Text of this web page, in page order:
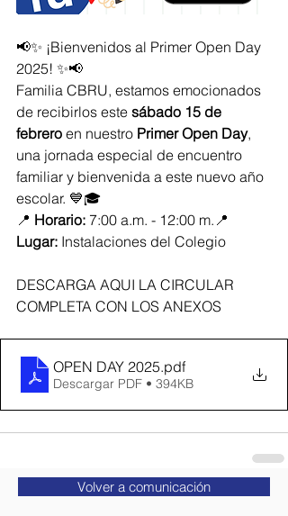
📢✨ ¡Bienvenidos al Primer Open Day
2025! ✨📢
Familia CBRU, estamos emocionados
de recibirlos este sábado 15 de
febrero en nuestro Primer Open Day,
una jornada especial de encuentro
familiar y bienvenida a este nuevo año
escolar. 💙🎓
📍 Horario: 7:00 a.m. - 12:00 m.📍
Lugar: Instalaciones del Colegio
DESCARGA AQUI LA CIRCULAR
COMPLETA CON LOS ANEXOS
OPEN DAY 2025.pdf
Descargar PDF • 394KB
Volver a comunicación